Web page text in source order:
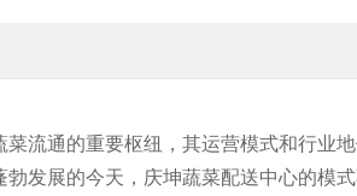
流通的重要枢纽，其运营模式和行业
发展的今天，庆坤蔬菜配送中心的模